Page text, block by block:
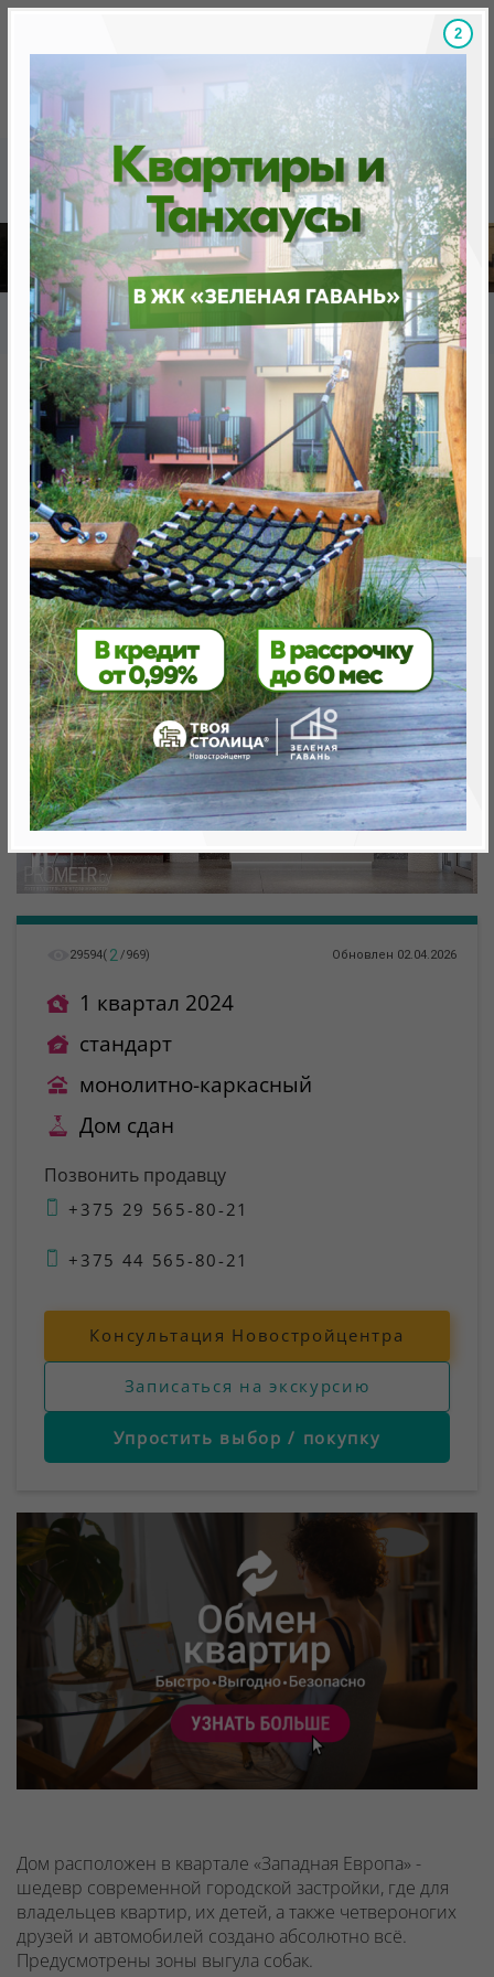
Скидки на новостройки, бонусы Готовые
Главная База новостроек Минска «Минск Мир»
12.11 "Манчестер", квартал "Западная Европа"
12.11 "Манчестер", квартал
"Западная Европа"
нет в продаже
Минск, Октябрьский, ул. Жореса Алферова
метро «Ковальская Слобода», 566 м
29594( 2 /969) Обновлен 02.04.2026
1 квартал 2024
стандарт
монолитно-каркасный
Дом сдан
Позвонить продавцу
+375 29 565-80-21
+375 44 565-80-21
Консультация Новостройцентра
Записаться на экскурсию
Упростить выбор / покупку
Дом расположен в квартале «Западная Европа» -
шедевр современной городской застройки, где для
владельцев квартир, их детей, а также четвероногих
друзей и автомобилей создано абсолютно всё.
Предусмотрены зоны выгула собак.
1